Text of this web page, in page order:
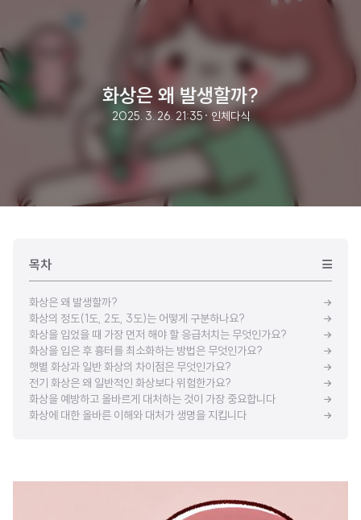
화상은 왜 발생할까?
2025. 3. 26. 21:35 · 인체다식
목차
화상은 왜 발생할까?
화상의 정도(1도, 2도, 3도)는 어떻게 구분하나요?
화상을 입었을 때 가장 먼저 해야 할 응급처치는 무엇인가요?
화상을 입은 후 흉터를 최소화하는 방법은 무엇인가요?
햇볕 화상과 일반 화상의 차이점은 무엇인가요?
전기 화상은 왜 일반적인 화상보다 위험한가요?
화상을 예방하고 올바르게 대처하는 것이 가장 중요합니다
화상에 대한 올바른 이해와 대처가 생명을 지킵니다